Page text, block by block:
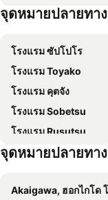
Nikko Style Niseko
The Westin Rusutsu
Asarigawa Hot Spring
จุดหมายปลายทาง
โรงแรม ซัปโปโร
โรงแรม Toyako
โรงแรม คุตจัง
โรงแรม Sobetsu
โรงแรม Rusutsu
จุดหมายปลายทา
Akaigawa, ฮอกไกโด